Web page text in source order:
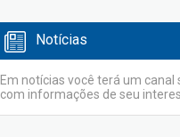
Notícias
Em notícias você terá um
com informações de seu